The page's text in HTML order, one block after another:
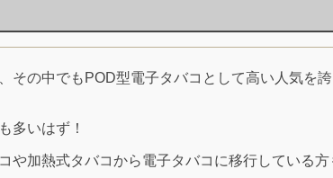
その中でもPOD型電子タバコとして高い人気を
多いはず！
や加熱式タバコから電子タバコに移行している方